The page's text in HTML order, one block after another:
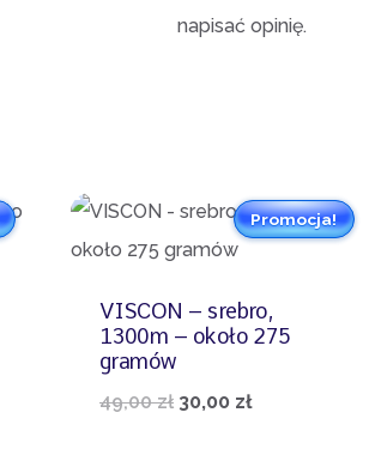
napisać opinię.
Promocja!
VISCON – srebro,
1300m – około 275
gramów
49,00zł Pierwotna
30,00 złAktualna